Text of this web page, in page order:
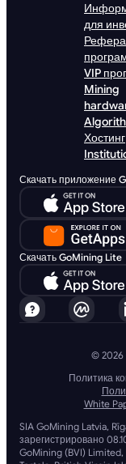
для
VIP
Mining
Хостинг
Скачать приложение
Скачать GoMining Lite
© 2026
Политика
White
SIA GoMining Latvia,
зарегистрировано
GoMining (BVI) Limited,